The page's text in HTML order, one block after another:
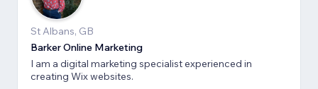
St Albans, GB
Barker Online Marketing
I am a digital marketing specialist experienced in
creating Wix websites.